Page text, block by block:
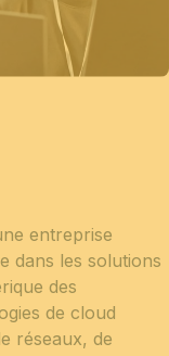
entreprise
dans les solutions
des
de cloud
réseaux, de